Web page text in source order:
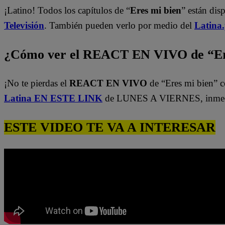
¡Latino! Todos los capítulos de “Eres mi bien” están
Televisión. También pueden verlo por medio del
¿Cómo ver el REACT EN VIVO de
¡No te pierdas el REACT EN VIVO de “Eres mi bien”
Latina EN ESTE LINK de LUNES A VIERNES,
ESTE VIDEO TE VA A INTERESAR